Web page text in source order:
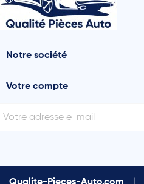
Notre société
Votre compte